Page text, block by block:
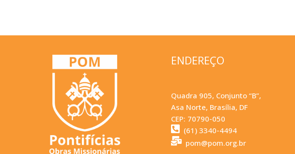
ENDEREÇO
Quadra 905, Conjunto “B”,
Asa Norte, Brasília, DF
CEP: 70790-050
(61) 3340-4494
pom@pom.org.br